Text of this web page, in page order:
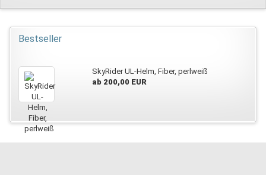
Bestseller
SkyRider UL-Helm, Fiber, perlweiß
ab 200,00 EUR